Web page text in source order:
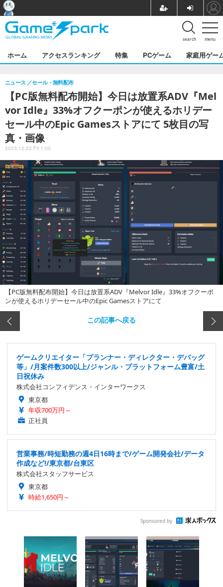
menu
search
ホーム アクセスランキング 特集 PCゲーム 家庭用ゲー
【PC版無料配布開始】今日は放置系ADV『Mel
vor Idle』33%オフクーポンが使えるホリデー
セール中のEpic Gamesストアにて 5枚目の写
真・画像
ニュース セール・無料配布
2023.12.22 Fri 1:00
【PC版無料配布開始】今日は放置系ADV『Melvor Idle』33%オフクーポ
ンが使えるホリデーセール中のEpic Gamesストアにて
この記事へ戻る
ゲームクリエイター「プランナー・ディレクター・デバッグ
等」/月案件数300以上/ジャンル・プラットフォーム豊富/土
日祝休み
株式会社コンフィデンス・インターワークス
東京都
年収700万円～
正社員
営業事務/時短勤務の週4日16時まで/ゲーム開発会社/データ
作成など!/東京都/台東区
株式会社スタッフサービス
東京都
時給1,650円～
Sponsored by